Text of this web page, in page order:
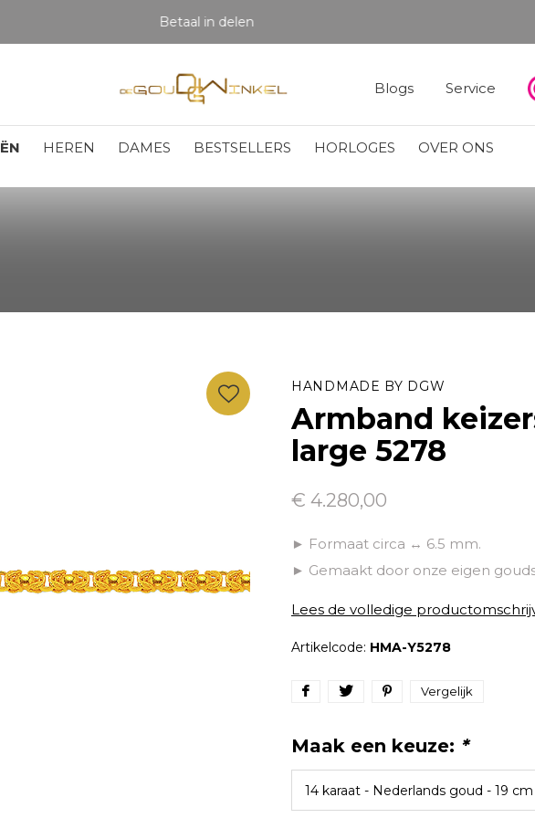
HEREN DAMES BESTSELLERS HORLOGES OVER ONS
Blogs Service
Betaal in delen
HANDMADE BY DGW
Armband
large 5278
€ 4.280,00
► Formaat circa ↔ 6.5 mm.
► Gemaakt door onze eigen
Lees de volledige
Artikelcode: HMA-Y5278
Vergelijk
Maak een keuze: *